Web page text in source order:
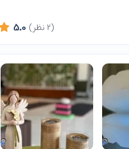
5.0 (2 نظر)